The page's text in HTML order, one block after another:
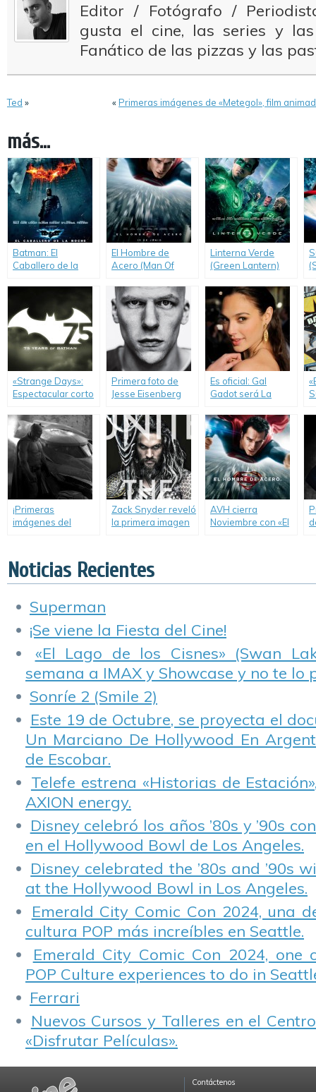
Editor / Fotógrafo /
gusta el cine, las series y
Fanático de las pizzas y las
Ted » «Primeras imágenes de «Metegol», film
más...
Batman: El
Caballero de la
El Hombre de
Acero (Man Of
Linterna Verde
(Green Lantern)
«Strange Days»:
Espectacular corto
comenzar a
celebrar los 75
años de Batman.
Primera foto de
Jesse Eisenberg
«Batman v
Superman: Dawn
of Justice».
Es oficial: Gal
Gadot será La
«Superman Vs.
Batman».
¡Primeras
imágenes del
Batman!
Zack Snyder reveló
la primera imagen
AVH cierra
Noviembre con «El
«Step Up La
Noticias Recientes
Superman
¡Se viene la Fiesta del Cine!
«El Lago de los Cisnes» (Swan
semana a IMAX y Showcase y no te lo
Sonríe 2 (Smile 2)
Este 19 de Octubre, se proyecta el
Un Marciano De Hollywood En
de Escobar.
Telefe estrena «Historias de
AXION energy.
Disney celebró los años ’80s y ’90s
en el Hollywood Bowl de Los Angeles.
Disney celebrated the ’80s and ’90s
at the Hollywood Bowl in Los Angeles.
Emerald City Comic Con 2024, una
cultura POP más increíbles en Seattle.
Emerald City Comic Con 2024,
POP Culture experiences to do in
Ferrari
Nuevos Cursos y Talleres en el
«Disfrutar Películas».
Contáctenos